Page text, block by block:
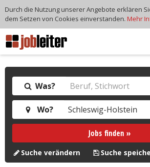
Was?
Wo?
Jobs finden »
Suche verändern Suche
Durch die Nutzung unserer Angebote erklären
dem Setzen von Cookies einverstanden. Mehr